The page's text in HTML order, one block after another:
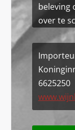
beleving
over te
6625250